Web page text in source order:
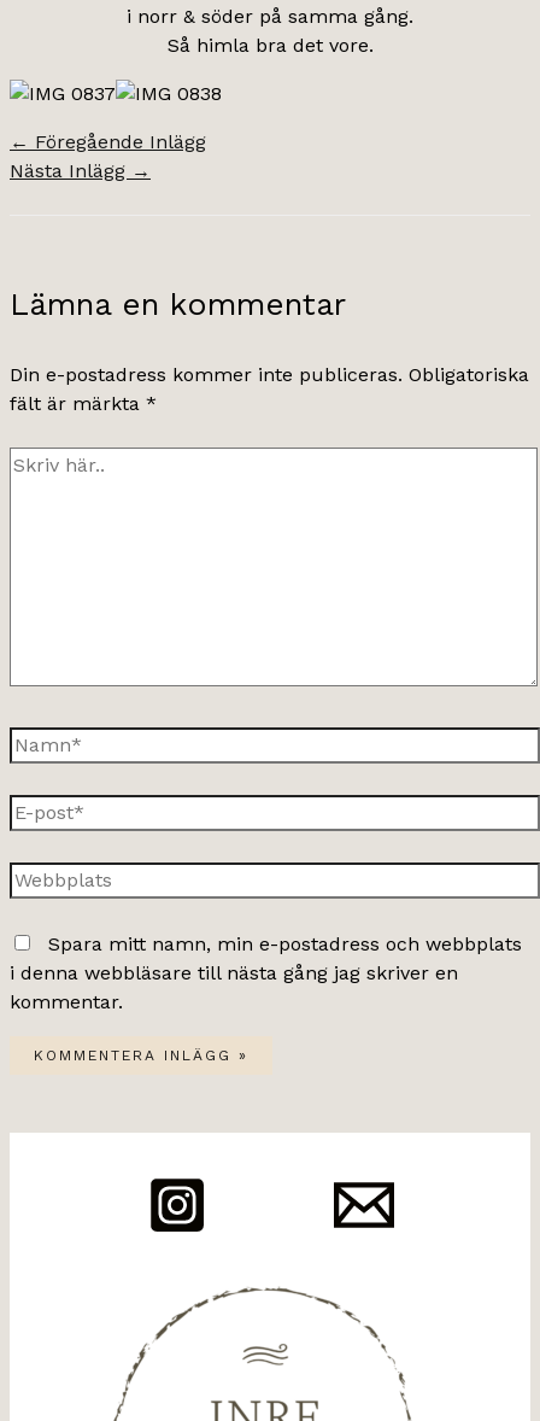
i norr & söder på samma gång.
Så himla bra det vore.
← Föregående Inlägg
Nästa Inlägg →
Lämna en kommentar
Din e-postadress kommer inte publiceras. Obligatoriska
fält är märkta *
Skriv
Namn*
E-
post*
Webbplats
Spara mitt namn, min e-postadress och webbplats
i denna webbläsare till nästa gång jag skriver en
kommentar.